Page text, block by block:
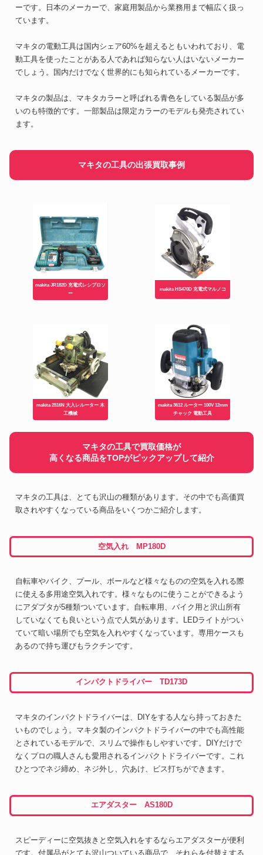
ーです。日本のメーカーで、家庭用製品から業務用まで幅広く扱っ
ています。
マキタの電動工具は国内シェア60%を超えるともいわれており、電
動工具を使ったことがある人であれば知らない人はいないメーカー
でしょう。国内だけでなく世界的にも知られているメーカーです。
マキタの製品は、マキタカラーと呼ばれる青色をしている製品が多
いのも特徴的です。一部製品は限定カラーのモデルも発売されてい
ます。
マキタの工具の出張買取事例
makita JR182D 充電式レシプロソ
ー
makita HS470D 充電式マルノコ
makita 2516N 大入レルーター 木
工機械
makita 3612 ルーター 100V 12mm
チャック 電動工具
マキタの工具で買取価格が
高くなる商品をTOPがピックアップして紹介
マキタの工具は、とても沢山の種類があります。その中でも高価買
取されやすくなっている商品をいくつかご紹介します。
空気入れ MP180D
自転車やバイク、プール、ボールなど様々なものの空気を入れる際
に使える多用途空気入れです。様々なものに使うことができるよう
にアダプタが5種類ついています。自転車用、バイク用と沢山所有
していなくても良いという点で人気があります。LEDライトがつい
ていて暗い場所でも空気を入れやすくなっています。専用ケースも
あるので持ち運びもラクチンです。
インパクトドライバー TD173D
マキタのインパクトドライバーは、DIYをする人なら持っておきた
いものでしょう。マキタ製のインパクトドライバーの中でも高性能
とされているモデルで、スリムで操作もしやすいです。DIYだけで
なくプロの職人さんも愛用されるインパクトドライバーです。これ
ひとつでネジ締め、ネジ外し、穴あけ、ビス打ちができます。
エアダスター AS180D
スピーディーに空気抜きと空気入れをするならエアダスターが便利
です。付属品がとても沢山ついている商品で、それらを付替えする